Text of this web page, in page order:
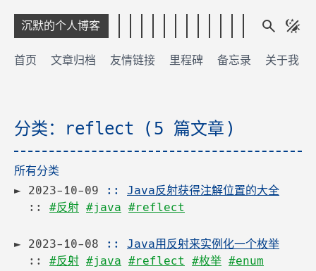
沉默的个人博客
首页 文章归档 友情链接 里程碑 备忘录 关于我
分类：reflect (5 篇文章)
所有分类
2023-10-09 :: Java反射获得注解位置的大全
:: #反射 #java #reflect
2023-10-08 :: Java用反射来实例化一个枚举
:: #反射 #java #reflect #枚举 #enum